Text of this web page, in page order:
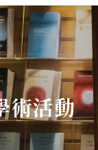
術活動